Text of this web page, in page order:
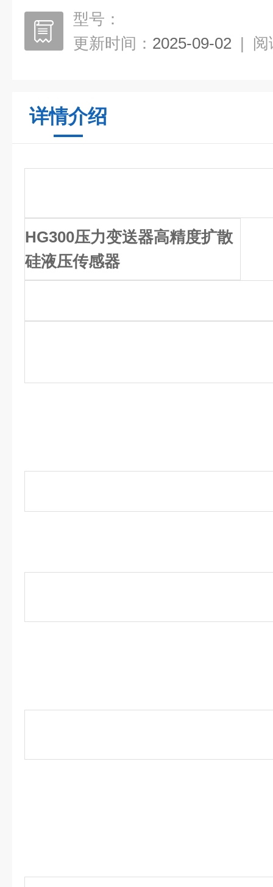
型号：
更新时间： 2025-09-02 | 阅
详情介绍
HG300压力变送器高精度扩散
硅液压传感器